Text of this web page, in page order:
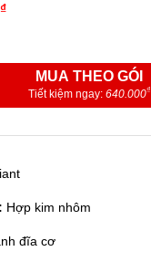
₫
MUA THEO GÓI
Tiết kiệm ngay: 640.000₫
Hợp kim nhôm
đĩa cơ